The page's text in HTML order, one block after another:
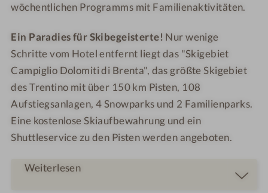
wöchentlichen Programms mit Familienaktivitäten.
Ein Paradies für Skibegeisterte! Nur wenige
Schritte vom Hotel entfernt liegt das "Skigebiet
Campiglio Dolomiti di Brenta", das größte Skigebiet
des Trentino mit über 150 km Pisten, 108
Aufstiegsanlagen, 4 Snowparks und 2 Familienparks.
Eine kostenlose Skiaufbewahrung und ein
Shuttleservice zu den Pisten werden angeboten.
Weiterlesen